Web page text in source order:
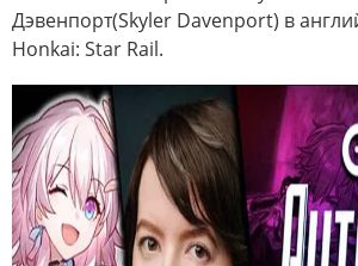
Дэвенпорт(Skyler Davenport) в
Honkai: Star Rail.